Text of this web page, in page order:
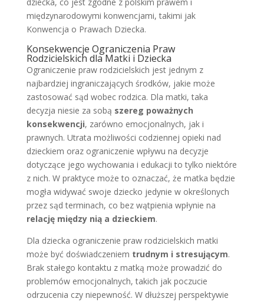
międzynarodowymi konwencjami, takimi jak
Konwencja o Prawach Dziecka.
Konsekwencje Ograniczenia Praw
Rodzicielskich dla Matki i Dziecka
Ograniczenie praw rodzicielskich jest jednym z
najbardziej ingraniczających środków, jakie może
zastosować sąd wobec rodzica. Dla matki, taka
decyzja niesie za sobą szereg poważnych
konsekwencji, zarówno emocjonalnych, jak i
prawnych. Utrata możliwości codziennej opieki nad
dzieckiem oraz ograniczenie wpływu na decyzje
dotyczące jego wychowania i edukacji to tylko niektóre
z nich. W praktyce może to oznaczać, że matka będzie
mogła widywać swoje dziecko jedynie w określonych
przez sąd terminach, co bez wątpienia wpłynie na
relację między nią a dzieckiem.
Dla dziecka ograniczenie praw rodzicielskich matki
może być doświadczeniem trudnym i stresującym.
Brak stałego kontaktu z matką może prowadzić do
problemów emocjonalnych, takich jak poczucie
odrzucenia czy niepewność. W dłuższej perspektywie